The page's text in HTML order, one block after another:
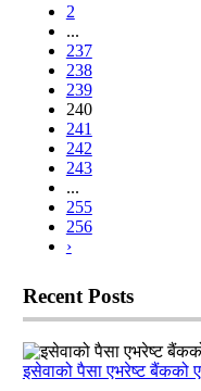
2
...
237
238
239
240
241
242
243
...
255
256
›
RecentPosts
इसेवाको पैसा एभरेष्ट बैंकको